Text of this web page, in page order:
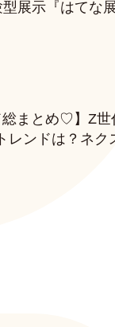
展示『はてな
総まとめ♡】Z世
レンドは？ネク